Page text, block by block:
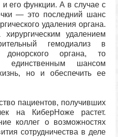
и его функции. А в случае с
— это последний шанс
удаления органа.
удалением
гемодиализ в
донорского органа, то
единственным шансом
но и обеспечить ее
пациентов, получивших
на КиберНоже растет.
коллег о возможностях
сотрудничества в деле